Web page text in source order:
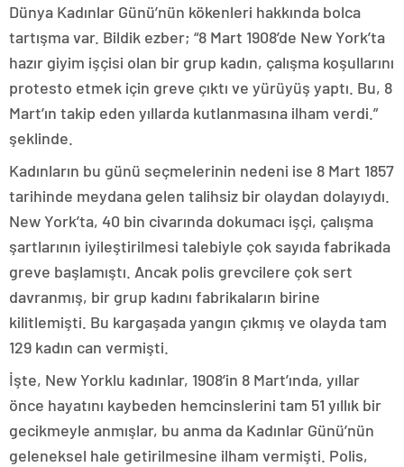
Dünya Kadınlar Günü’nün kökenleri hakkında bolca
tartışma var. Bildik ezber; “8 Mart 1908’de New York’ta
hazır giyim işçisi olan bir grup kadın, çalışma koşullarını
protesto etmek için greve çıktı ve yürüyüş yaptı. Bu, 8
Mart’ın takip eden yıllarda kutlanmasına ilham verdi.”
şeklinde.
Kadınların bu günü seçmelerinin nedeni ise 8 Mart 1857
tarihinde meydana gelen talihsiz bir olaydan dolayıydı.
New York’ta, 40 bin civarında dokumacı işçi, çalışma
şartlarının iyileştirilmesi talebiyle çok sayıda fabrikada
greve başlamıştı. Ancak polis grevcilere çok sert
davranmış, bir grup kadını fabrikaların birine
kilitlemişti. Bu kargaşada yangın çıkmış ve olayda tam
129 kadın can vermişti.
İşte, New Yorklu kadınlar, 1908’in 8 Mart’ında, yıllar
önce hayatını kaybeden hemcinslerini tam 51 yıllık bir
gecikmeyle anmışlar, bu anma da Kadınlar Günü’nün
geleneksel hale getirilmesine ilham vermişti. Polis,